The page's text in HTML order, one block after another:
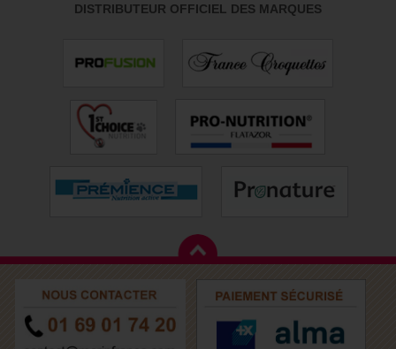
DISTRIBUTEUR OFFICIEL DES MARQUES